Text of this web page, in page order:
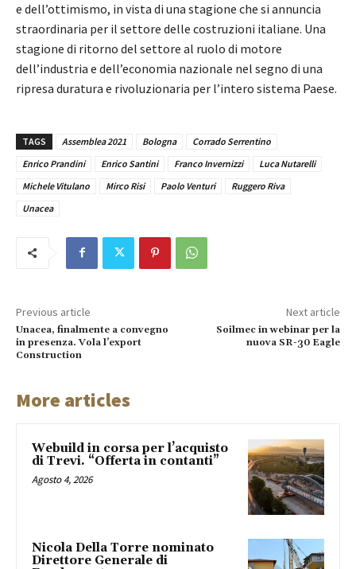
e dell’ottimismo, in vista di una stagione che si annuncia
straordinaria per il settore delle costruzioni italiane. Una
stagione di ritorno del settore al ruolo di motore
dell’industria e dell’economia nazionale nel segno di una
ripresa duratura e rivoluzionaria per l’intero sistema Paese.
TAGS Assemblea 2021 Bologna
Corrado Serrentino
Enrico Prandini
Enrico Santini Franco Invernizzi
Luca Nutarelli
Michele Vitulano
Mirco Risi Paolo Venturi
Ruggero Riva
Unacea
Previous article
Unacea, finalmente a convegno
in presenza. Vola l’export
Construction
Next article
Soilmec in webinar per la
nuova SR-30 Eagle
More articles
Webuild in corsa per l’acquisto
di Trevi. “Offerta in contanti”
Agosto 4, 2026
Nicola Della Torre nominato
Direttore Generale di